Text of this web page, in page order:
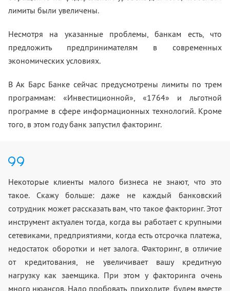
лимиты были увеличены.
Несмотря на указанные проблемы, банкам есть, что
предложить предпринимателям в современных
экономических условиях.
В Ак Барс Банке сейчас предусмотрены лимиты по трем
программам: «Инвестиционной», «1764» и льготной
программе в сфере информационных технологий. Кроме
того, в этом году банк запустил факторинг.
Некоторые клиенты малого бизнеса не знают, что это
такое. Скажу больше: даже не каждый банковский
сотрудник может рассказать вам, что такое факторинг. Этот
инструмент актуален тогда, когда вы работает с крупными
сетевиками, предприятиями, когда есть отсрочка платежа,
недостаток оборотки и нет залога. Факторинг, в отличие
от кредитования, не увеличивает вашу кредитную
нагрузку как заемщика. При этом у факторинга очень
много нюансов. Надо пробовать, приходите, будем вместе